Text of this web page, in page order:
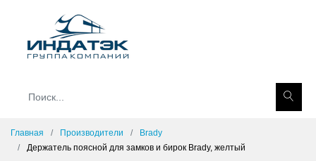
Главная Производители
Brady
Держатель поясной для замков и бирок Brady, желтый